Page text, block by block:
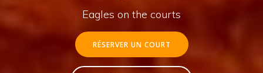
Eagles on the courts
RÉSERVER UN COURT